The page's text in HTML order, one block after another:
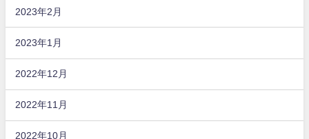
2023年2月
2023年1月
2022年12月
2022年11月
2022年10月